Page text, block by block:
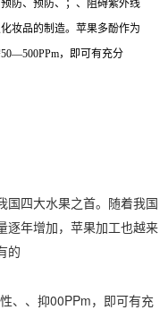
防、预防、；、阻碍紫外线
妆品的制造。苹果多酚作为
，即可有充分
国四大水果之首。随着我国
逐年增加，苹果加工也越来
的
、、抑00PPm，即可有充